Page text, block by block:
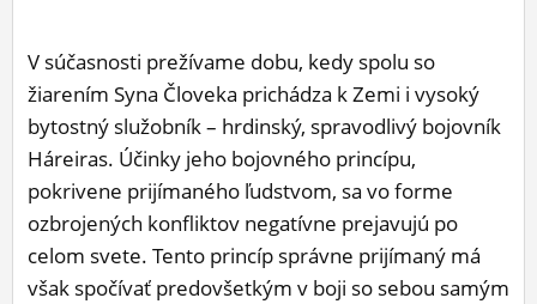
OBRÁZKY
ĽUDIA
MÔJ PROFIL
NASTAVENIA
ROLETA
V súčasnosti prežívame dobu, kedy spolu so
žiarením Syna Človeka prichádza k Zemi i vysoký
bytostný služobník – hrdinský, spravodlivý bojovník
Háreiras. Účinky jeho bojovného princípu,
pokrivene prijímaného ľudstvom, sa vo forme
ozbrojených konfliktov negatívne prejavujú po
celom svete. Tento princíp správne prijímaný má
však spočívať predovšetkým v boji so sebou samým